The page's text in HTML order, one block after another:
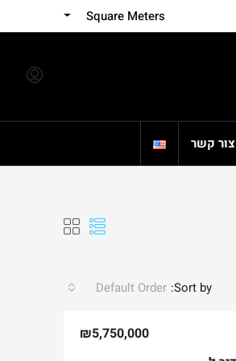
Square Meters
צור קשר
Sort by:
Default Order
₪5,750,000